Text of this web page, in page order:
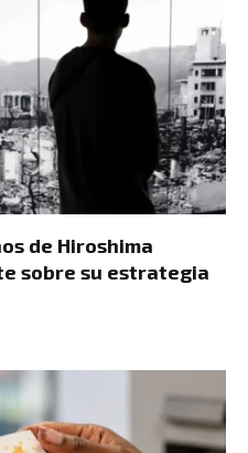
de Hiroshima
sobre su estrategia